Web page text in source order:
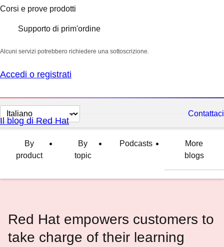
Corsi e prove prodotti
Supporto di prim'ordine
Alcuni servizi potrebbero richiedere una sottoscrizione.
Accedi o registrati
Cambia
lingua
Contattaci
Il blog di Red Hat
By
product
By
topic
Podcasts
More
blogs
Red Hat empowers customers to
take charge of their learning